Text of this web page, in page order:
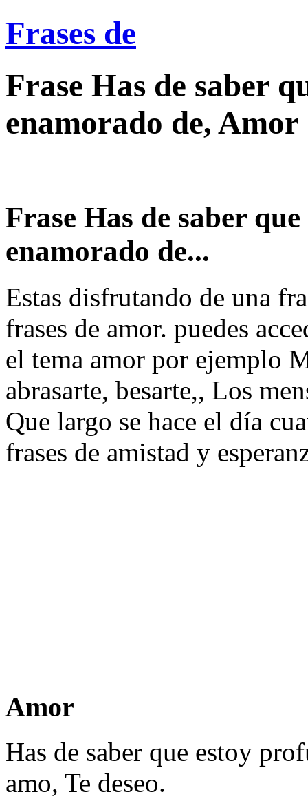
Frases de
Frase Has de saber
enamorado de, Amor
Frase Has de saber
enamorado de...
Estas disfrutando de una
frases de amor. puedes
el tema amor por ejemplo
abrasarte, besarte,, Los
Que largo se hace el día
frases de amistad y
Amor
Has de saber que estoy
amo, Te deseo.